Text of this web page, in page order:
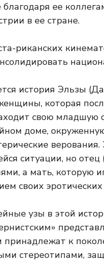
благодаря ее
в ее стране.
история Эльзы
которая
свою младшую
доме,
ситуации, но
а мать, которую
своих эротических
узы в этой
принадлежат к
стереотипами,